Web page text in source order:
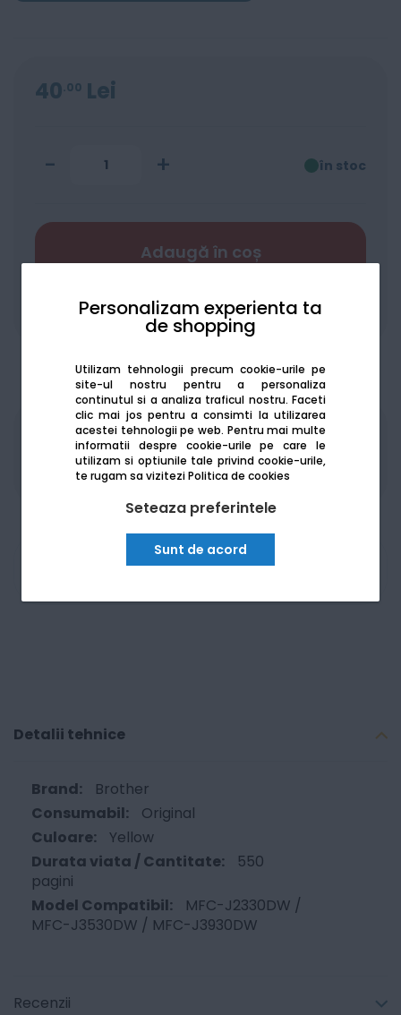
Personalizam experienta ta
de shopping
Utilizam tehnologii precum cookie-urile pe
site-ul nostru pentru a personaliza
continutul si a analiza traficul nostru. Faceti
clic mai jos pentru a consimti la utilizarea
acestei tehnologii pe web. Pentru mai multe
informatii despre cookie-urile pe care le
utilizam si optiunile tale privind cookie-urile,
te rugam sa viziteziPolitica de cookies
Seteaza preferintele
Sunt de acord
40 00 Lei
- + în stoc
Adaugă în coș
Adaugă la favorite Compară
Produsele sunt disponibile pe platforma de
achizitii publiceSEAP/SICAP
Am nevoie de ajutor
Detalii tehnice
Brother
Original
Yellow
550
pagini
MFC-J2330DW /
MFC-J3530DW / MFC-J3930DW
Recenzii